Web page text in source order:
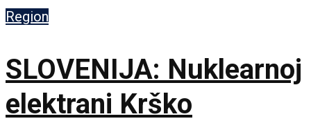
istinu o ustaškom
genocidu
Region
SLOVENIJA: Nuklearnoj
elektrani Krško